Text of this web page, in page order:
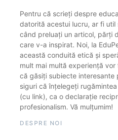
Pentru că scrieți despre
datorită acestui lucru, ar fi
când preluați un articol, părți
care v-a inspirat. Noi, la
această conduită etică și
mult mai multă experiență
că găsiți subiecte interesante
siguri că înțelegeți
(cu link), ca o declarație
profesionalism. Vă mulțumim!
DESPRE NOI